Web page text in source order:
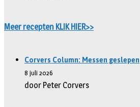
Meer recepten KLIK HIER>>
Corvers Column: Messen geslepen
8 juli 2026
door Peter Corvers